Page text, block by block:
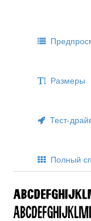
Размеры
Тест-
Полный